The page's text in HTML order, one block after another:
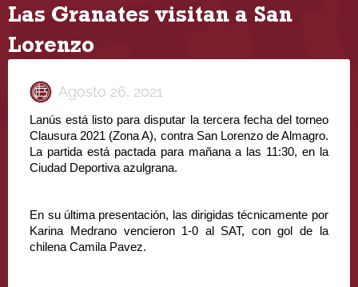
Las Granates visitan a San
Lorenzo
Agosto 26, 2021
Lanús está listo para disputar la tercera fecha del torneo
Clausura 2021 (Zona A), contra San Lorenzo de Almagro.
La partida está pactada para mañana a las 11:30, en la
Ciudad Deportiva azulgrana.
En su última presentación, las dirigidas técnicamente por
Karina Medrano vencieron 1-0 al SAT, con gol de la
chilena Camila Pavez.